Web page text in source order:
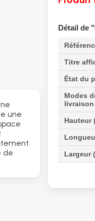
une
de
Détail de
Titre
État du
Modes
livraison
Hauteur
Largeur